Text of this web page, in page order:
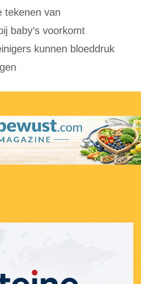
tekenen van
baby’s voorkomt
kunnen bloeddruk